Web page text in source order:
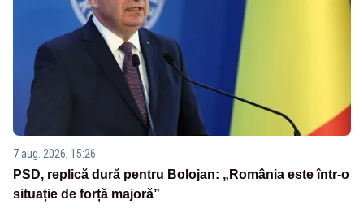
7 aug. 2026, 15:26
PSD, replică dură pentru Bolojan: „România este într-o
situație de forță majoră”